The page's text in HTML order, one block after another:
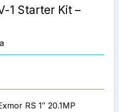
1 Starter Kit –
RS 1″ 20.1MP